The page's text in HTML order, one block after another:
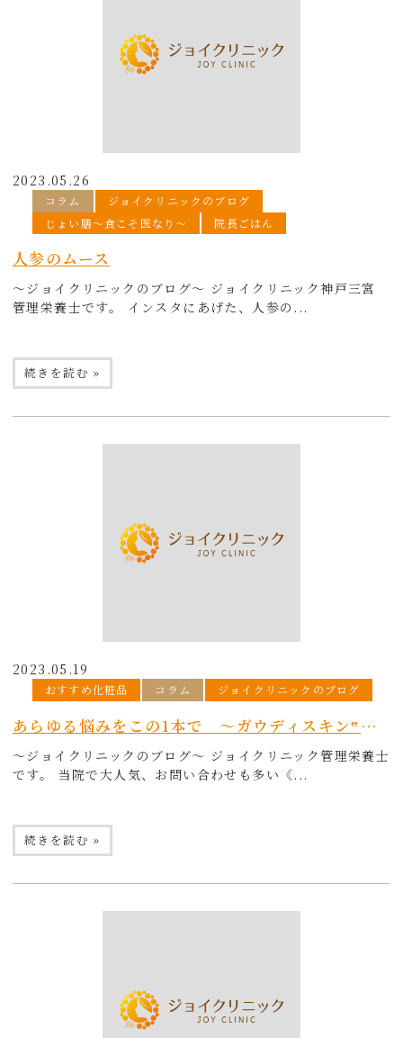
2023.05.26
コラム
ジョイクリニックのブログ
じょい膳〜食こそ医なり〜
院長ごはん
人参のムース
～ジョイクリニックのブログ～ ジョイクリニック神戸三宮
管理栄養士です。 インスタにあげた、人参の...
続きを読む »
2023.05.19
おすすめ化粧品 コラム ジョイクリニックのブログ
あらゆる悩みをこの1本で ～ガウディスキン‟エクラリバイブ“～
～ジョイクリニックのブログ～ ジョイクリニック管理栄養士
です。 当院で大人気、お問い合わせも多い《...
続きを読む »